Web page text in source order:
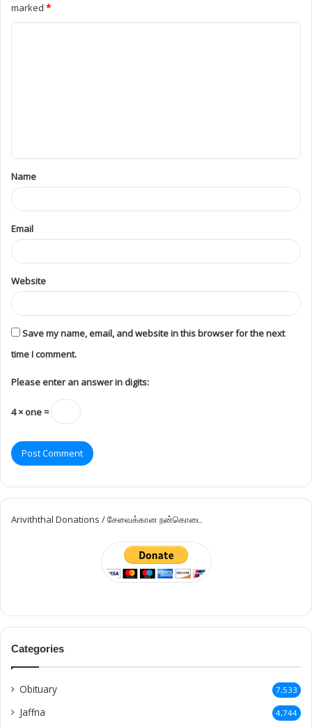
marked *
Name
Email
Website
Save my name, email, and website in this browser for the next
time I comment.
Please enter an answer in digits:
4 × one =
Ariviththal Donations / சேவைக்கான நன்கொடை
Categories
Obituary 7,533
Jaffna 4,744